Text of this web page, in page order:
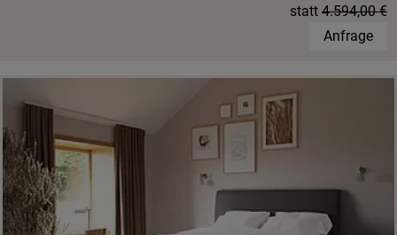
statt 4.594,00 €
Anfrage